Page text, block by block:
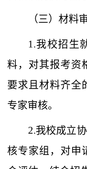
（三） 材料
1.我校招生
料，对其报考资
要求且材料齐全
专家审核。
2.我校成立
核专家组，对申